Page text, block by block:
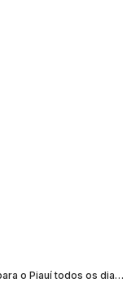
Vagas Piauí - Oportunidades de emprego para o Piauí todos os dias>